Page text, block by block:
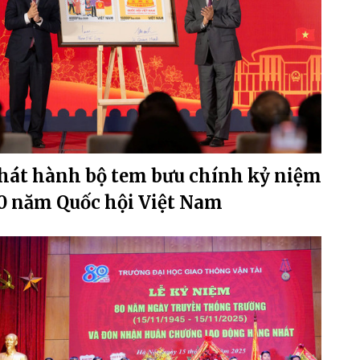
hành bộ tem bưu chính kỷ niệm
năm Quốc hội Việt Nam